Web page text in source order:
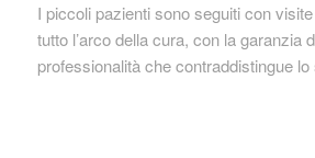
I piccoli pazienti sono seguiti con
tutto l’arco della cura, con la garanzia
professionalità che contraddistingue lo